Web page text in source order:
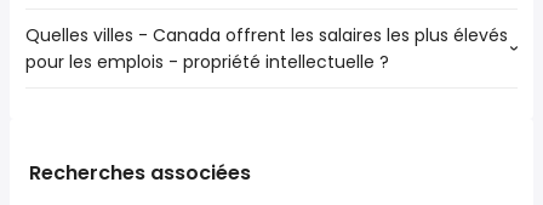
Notre-Dame-de-Grâce
Saint-Léonard
Terrebonne
Saint-Laurent
Côte-Saint-Luc
Les 10 recherches d'emploi les plus populaires à Laval, QC
sont :
fédéral
Quelles villes - Canada offrent les salaires les plus élevés
pour les emplois - propriété intellectuelle ?
Notre-Dame-de-Grâce,
Recherches associées